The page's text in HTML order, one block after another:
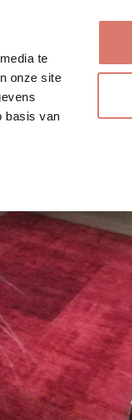
te
onze site
basis van